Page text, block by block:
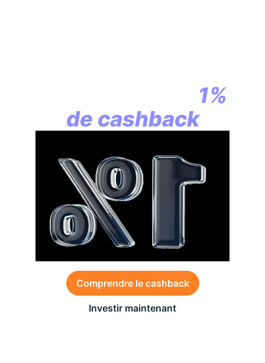
1%
de cashback
Comprendre le cashback
Investir maintenant